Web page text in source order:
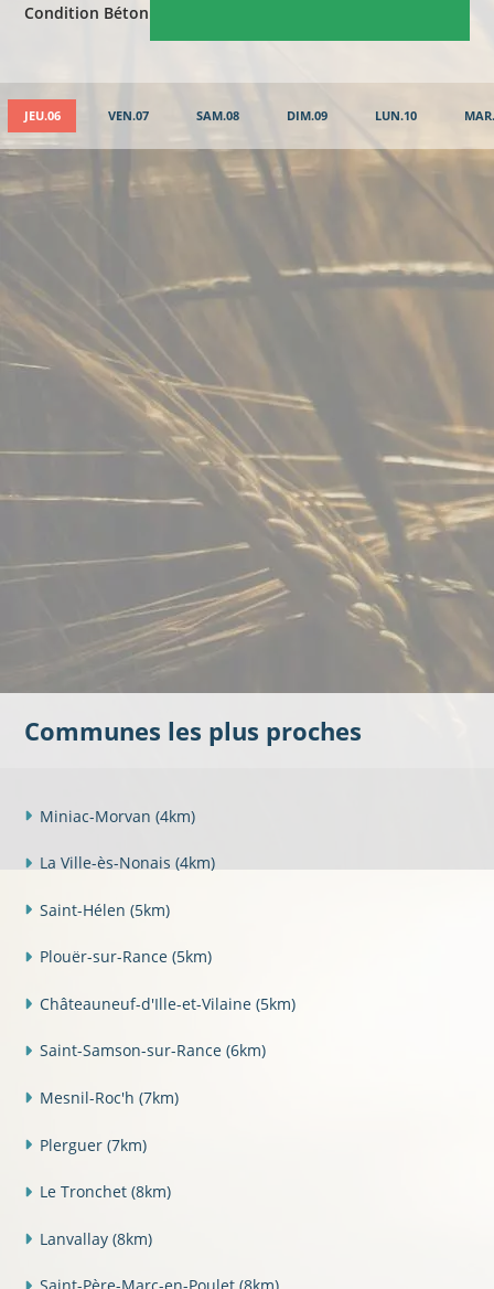
Condition Béton
JEU.06 VEN.07 SAM.08 DIM.09 LUN.10
Communes les plus proches
Miniac-Morvan (4km)
La Ville-ès-Nonais (4km)
Saint-Hélen (5km)
Plouër-sur-Rance (5km)
Châteauneuf-d'Ille-et-Vilaine (5km)
Saint-Samson-sur-Rance (6km)
Mesnil-Roc'h (7km)
Plerguer (7km)
Le Tronchet (8km)
Lanvallay (8km)